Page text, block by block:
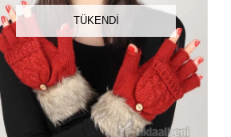
TÜKENDI